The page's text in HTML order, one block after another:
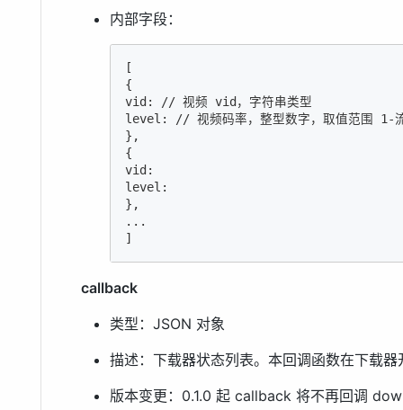
内部字段：
[
{
vid: // 视频 vid，字符串类型
level: // 视频码率，整型数字，取值范围 1-
},
{
vid:
level:
},
...
]
callback
类型：JSON 对象
描述：下载器状态列表。本回调函数在下载
版本变更：0.1.0 起 callback 将不再回调